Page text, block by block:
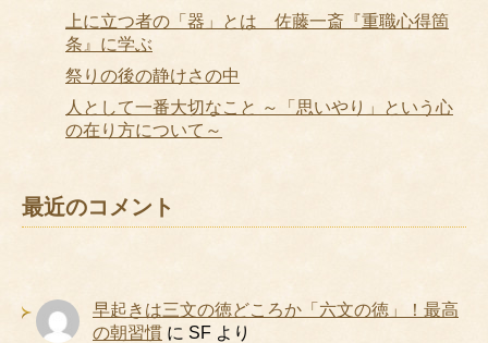
上に立つ者の「器」とは 佐藤一斎『重職心得箇
条』に学ぶ
祭りの後の静けさの中
人として一番大切なこと ～「思いやり」という心
の在り方について～
最近のコメント
早起きは三文の徳どころか「六文の徳」！最高
の朝習慣 に SF より